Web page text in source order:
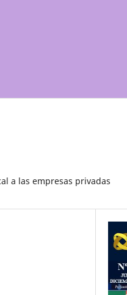
a las empresas privadas